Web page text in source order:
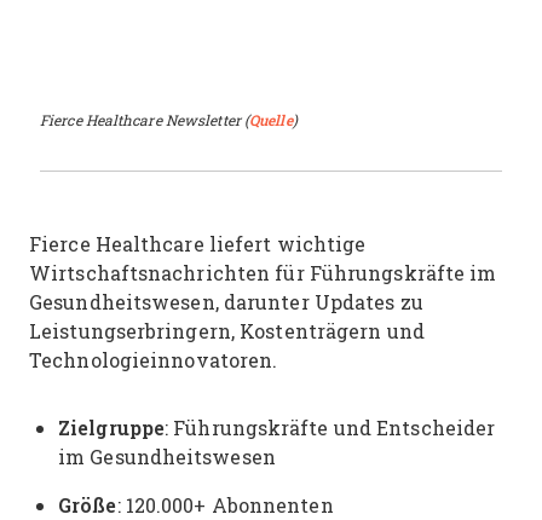
Fierce Healthcare Newsletter (Quelle)
Fierce Healthcare liefert wichtige
Wirtschaftsnachrichten für Führungskräfte im
Gesundheitswesen, darunter Updates zu
Leistungserbringern, Kostenträgern und
Technologieinnovatoren.
Zielgruppe: Führungskräfte und Entscheider
im Gesundheitswesen
Größe: 120.000+ Abonnenten